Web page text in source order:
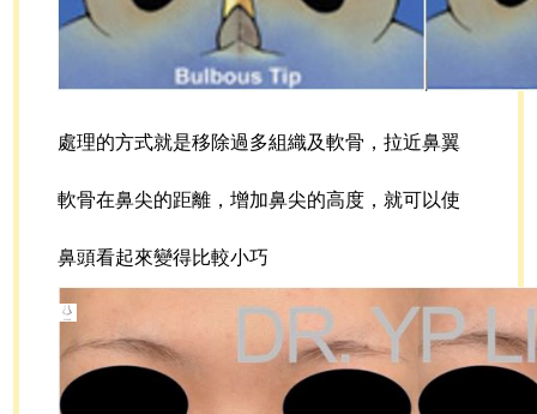
處理的方式就是移除過多組織及軟骨，拉近鼻翼
軟骨在鼻尖的距離，增加鼻尖的高度，就可以使
鼻頭看起來變得比較小巧